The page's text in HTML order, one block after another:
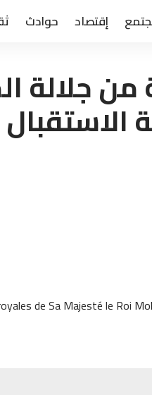
إقتصاد حوادث
جلالة
de Sa Majesté le Roi